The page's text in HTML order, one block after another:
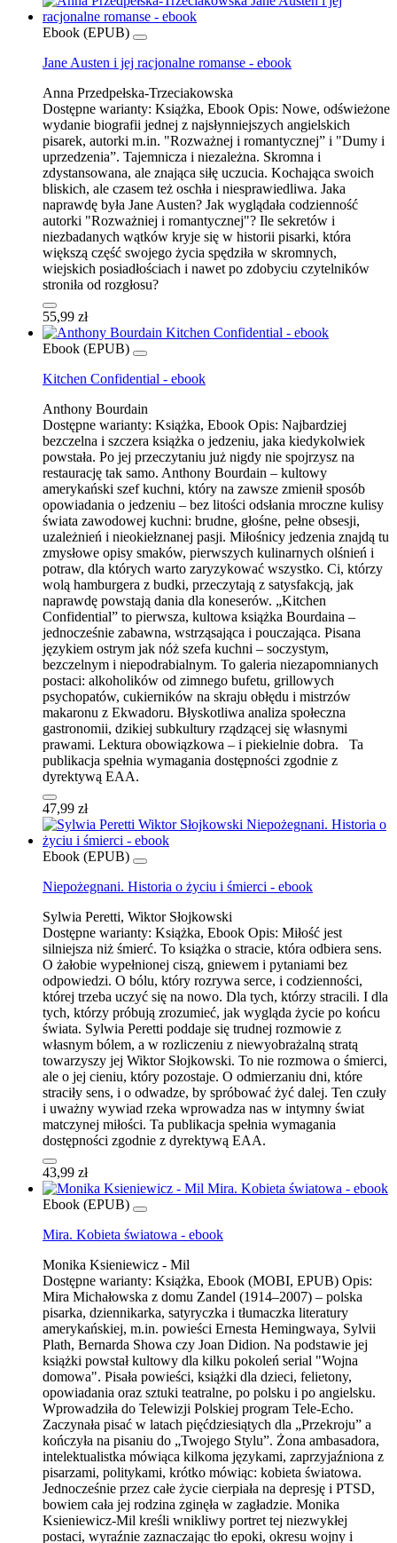
Ebook (EPUB)
Jane Austen i jej racjonalne romanse - ebook
Anna Przedpełska-Trzeciakowska
Dostępne warianty: Książka, Ebook Opis: Nowe, odświeżone
wydanie biografii jednej z najsłynniejszych angielskich
pisarek, autorki m.in. "Rozważnej i romantycznej” i "Dumy i
uprzedzenia”. Tajemnicza i niezależna. Skromna i
zdystansowana, ale znająca siłę uczucia. Kochająca swoich
bliskich, ale czasem też oschła i niesprawiedliwa. Jaka
naprawdę była Jane Austen? Jak wyglądała codzienność
autorki "Rozważniej i romantycznej"? Ile sekretów i
niezbadanych wątków kryje się w historii pisarki, która
większą część swojego życia spędziła w skromnych,
wiejskich posiadłościach i nawet po zdobyciu czytelników
stroniła od rozgłosu?
55,99 zł
Ebook (EPUB)
Kitchen Confidential - ebook
Anthony Bourdain
Dostępne warianty: Książka, Ebook Opis: Najbardziej
bezczelna i szczera książka o jedzeniu, jaka kiedykolwiek
powstała. Po jej przeczytaniu już nigdy nie spojrzysz na
restaurację tak samo. Anthony Bourdain – kultowy
amerykański szef kuchni, który na zawsze zmienił sposób
opowiadania o jedzeniu – bez litości odsłania mroczne kulisy
świata zawodowej kuchni: brudne, głośne, pełne obsesji,
uzależnień i nieokiełznanej pasji. Miłośnicy jedzenia znajdą tu
zmysłowe opisy smaków, pierwszych kulinarnych olśnień i
potraw, dla których warto zaryzykować wszystko. Ci, którzy
wolą hamburgera z budki, przeczytają z satysfakcją, jak
naprawdę powstają dania dla koneserów. „Kitchen
Confidential” to pierwsza, kultowa książka Bourdaina –
jednocześnie zabawna, wstrząsająca i pouczająca. Pisana
językiem ostrym jak nóż szefa kuchni – soczystym,
bezczelnym i niepodrabialnym. To galeria niezapomnianych
postaci: alkoholików od zimnego bufetu, grillowych
psychopatów, cukierników na skraju obłędu i mistrzów
makaronu z Ekwadoru. Błyskotliwa analiza społeczna
gastronomii, dzikiej subkultury rządzącej się własnymi
prawami. Lektura obowiązkowa – i piekielnie dobra. Ta
publikacja spełnia wymagania dostępności zgodnie z
dyrektywą EAA.
47,99 zł
Ebook (EPUB)
Niepożegnani. Historia o życiu i śmierci - ebook
Sylwia Peretti, Wiktor Słojkowski
Dostępne warianty: Książka, Ebook Opis: Miłość jest
silniejsza niż śmierć. To książka o stracie, która odbiera sens.
O żałobie wypełnionej ciszą, gniewem i pytaniami bez
odpowiedzi. O bólu, który rozrywa serce, i codzienności,
której trzeba uczyć się na nowo. Dla tych, którzy stracili. I dla
tych, którzy próbują zrozumieć, jak wygląda życie po końcu
świata. Sylwia Peretti poddaje się trudnej rozmowie z
własnym bólem, a w rozliczeniu z niewyobrażalną stratą
towarzyszy jej Wiktor Słojkowski. To nie rozmowa o śmierci,
ale o jej cieniu, który pozostaje. O odmierzaniu dni, które
straciły sens, i o odwadze, by spróbować żyć dalej. Ten czuły
i uważny wywiad rzeka wprowadza nas w intymny świat
matczynej miłości. Ta publikacja spełnia wymagania
dostępności zgodnie z dyrektywą EAA.
43,99 zł
Ebook (EPUB)
Mira. Kobieta światowa - ebook
Monika Ksieniewicz - Mil
Dostępne warianty: Książka, Ebook (MOBI, EPUB) Opis:
Mira Michałowska z domu Zandel (1914–2007) – polska
pisarka, dziennikarka, satyryczka i tłumaczka literatury
amerykańskiej, m.in. powieści Ernesta Hemingwaya, Sylvii
Plath, Bernarda Showa czy Joan Didion. Na podstawie jej
książki powstał kultowy dla kilku pokoleń serial "Wojna
domowa". Pisała powieści, książki dla dzieci, felietony,
opowiadania oraz sztuki teatralne, po polsku i po angielsku.
Wprowadziła do Telewizji Polskiej program Tele-Echo.
Zaczynała pisać w latach pięćdziesiątych dla „Przekroju” a
kończyła na pisaniu do „Twojego Stylu”. Żona ambasadora,
intelektualistka mówiąca kilkoma językami, zaprzyjaźniona z
pisarzami, politykami, krótko mówiąc: kobieta światowa.
Jednocześnie przez całe życie cierpiała na depresję i PTSD,
bowiem cała jej rodzina zginęła w zagładzie. Monika
Ksieniewicz-Mil kreśli wnikliwy portret tej niezwykłej
postaci, wyraźnie zaznaczając tło epoki, okresu wojny i